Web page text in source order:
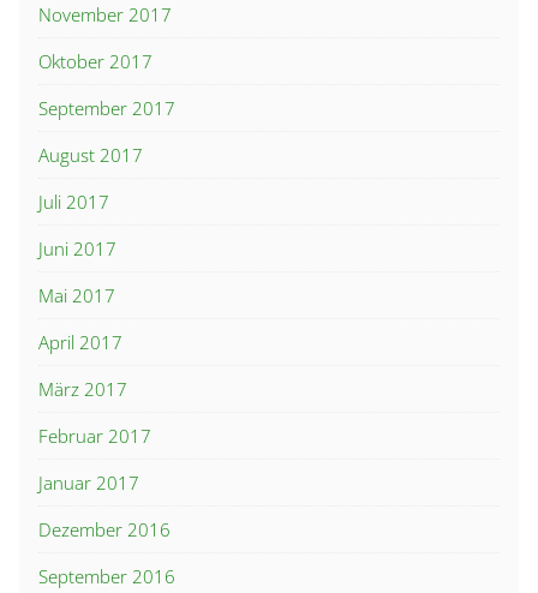
November 2017
Oktober 2017
September 2017
August 2017
Juli 2017
Juni 2017
Mai 2017
April 2017
März 2017
Februar 2017
Januar 2017
Dezember 2016
September 2016